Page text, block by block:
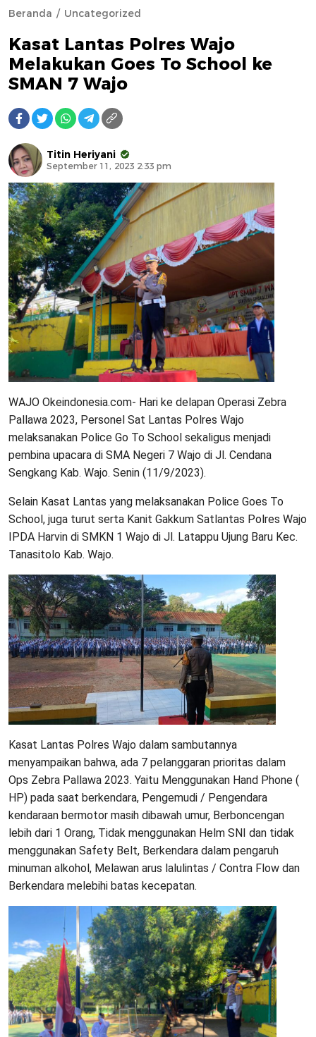
Beranda Uncategorized
Kasat Lantas Polres Wajo
Melakukan Goes To School ke
SMAN 7 Wajo
Titin Heriyani
September 11, 2023 2:33 pm
WAJO Okeindonesia.com- Hari ke delapan Operasi Zebra
Pallawa 2023, Personel Sat Lantas Polres Wajo
melaksanakan Police Go To School sekaligus menjadi
pembina upacara di SMA Negeri 7 Wajo di Jl. Cendana
Sengkang Kab. Wajo. Senin (11/9/2023).
Selain Kasat Lantas yang melaksanakan Police Goes To
School, juga turut serta Kanit Gakkum Satlantas Polres Wajo
IPDA Harvin di SMKN 1 Wajo di Jl. Latappu Ujung Baru Kec.
Tanasitolo Kab. Wajo.
Kasat Lantas Polres Wajo dalam sambutannya
menyampaikan bahwa, ada 7 pelanggaran prioritas dalam
Ops Zebra Pallawa 2023. Yaitu Menggunakan Hand Phone (
HP) pada saat berkendara, Pengemudi / Pengendara
kendaraan bermotor masih dibawah umur, Berboncengan
lebih dari 1 Orang, Tidak menggunakan Helm SNI dan tidak
menggunakan Safety Belt, Berkendara dalam pengaruh
minuman alkohol, Melawan arus lalulintas / Contra Flow dan
Berkendara melebihi batas kecepatan.